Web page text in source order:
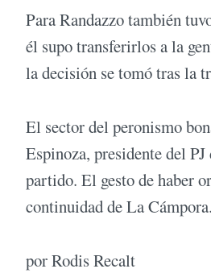
Para Randazzo también
él supo transferirlos a la
la decisión se tomó tras la
El sector del peronismo
Espinoza, presidente del
partido. El gesto de haber
continuidad de La Cámpora.
por Rodis Recalt